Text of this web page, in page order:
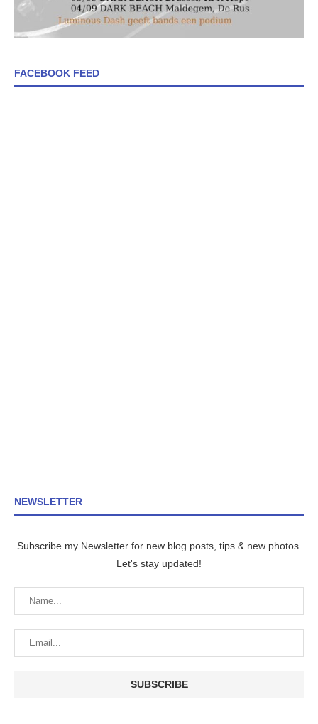
FACEBOOK FEED
NEWSLETTER
Subscribe my Newsletter for new blog posts, tips & new photos.
Let's stay updated!